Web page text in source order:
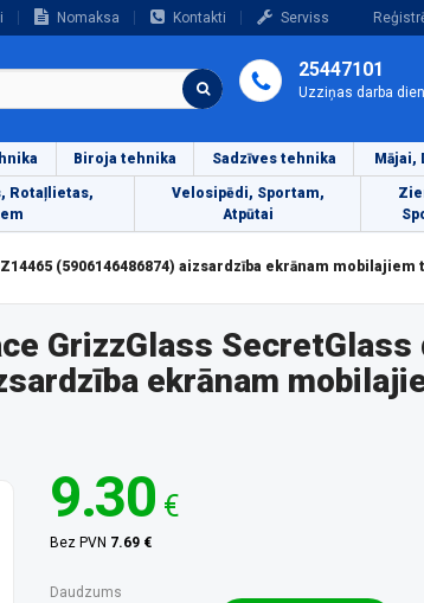
Nomaksa Kontakti Serviss
25447101
Uzziņas darba
Biroja tehnika Sadzīves tehnika Mājai,
Rotaļlietas,
Velosipēdi, Sportam,
Atpūtai
(5906146486874) aizsardzība ekrānam
GrizzGlass SecretGlass
ekrānam
9.30 €
Bez PVN 7.69 €
Daudzums